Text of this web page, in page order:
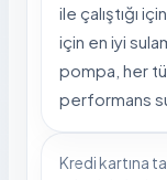
ile çalıştığı
için en iyi
pompa, her
performans
Kredi kartına